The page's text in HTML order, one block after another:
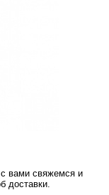
вами свяжемся и
доставки.